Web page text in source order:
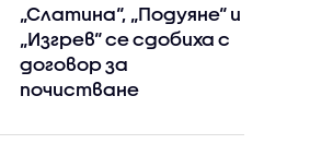
„Слатина“, „Подуяне“ и
„Изгрев“ се сдобиха с
договор за
почистване